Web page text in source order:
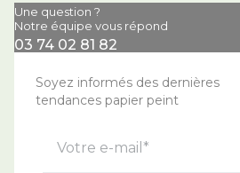
Une question ?
Notre équipe vous répond
03 74 02 81 82
Soyez informés des dernières
tendances papier peint
Votre e-mail*